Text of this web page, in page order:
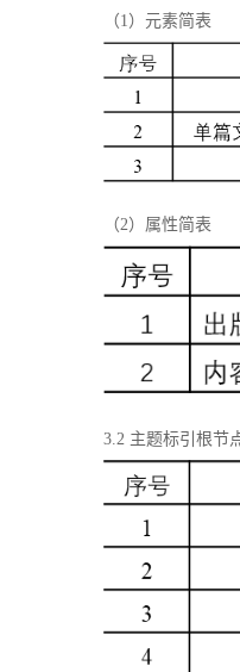
（1）元素简表
（2）属性简表
3.2 主题标引根节